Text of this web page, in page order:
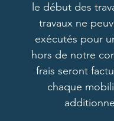
le début des
travaux ne
exécutés pour
hors de notre
frais seront
chaque